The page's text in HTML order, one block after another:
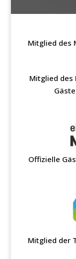
Mitglied des
Mitglied des
Offizielle
Mitglied der